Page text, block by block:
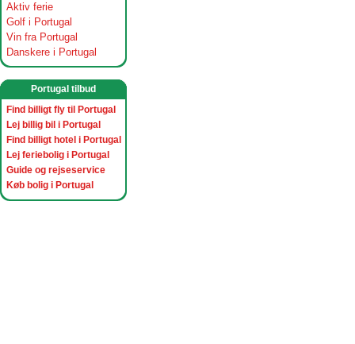
Aktiv ferie
Golf i Portugal
Vin fra Portugal
Danskere i Portugal
Portugal tilbud
Find billigt fly til Portugal
Lej billig bil i Portugal
Find billigt hotel i Portugal
Lej feriebolig i Portugal
Guide og rejseservice
Køb bolig i Portugal